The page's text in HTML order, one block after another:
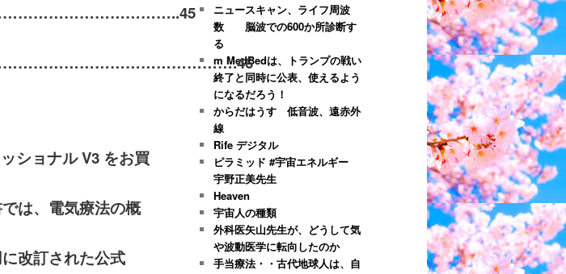
ショナルV3 をお買
は、電気療法の概
改訂された公式
ニュースキャン、ライフ周波
数 脳波での600か所診断す
る
m MedBedは、トランプの戦い
終了と同時に公表、使えるよう
になるだろう！
からだはうす 低音波、遠赤外
線
Rife デジタル
ピラミッド #宇宙エネルギー
宇野正美先生
Heaven
宇宙人の種類
外科医矢山先生が、どうして気
や波動医学に転向したのか
手当療法・・古代地球人は、自